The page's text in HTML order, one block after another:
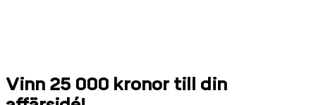
Vinn 25 000 kronor till din